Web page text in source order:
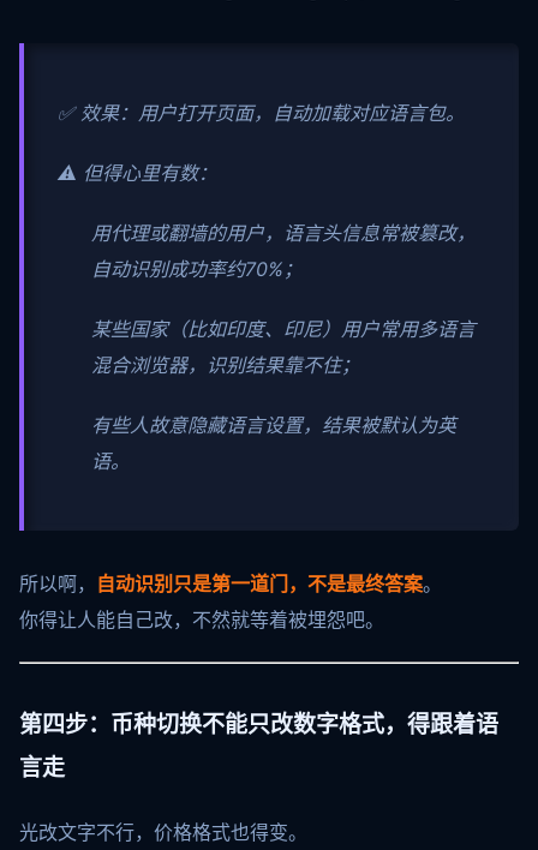
✅ 效果：用户打开页面，自动加载对应语言包。
⚠️ 但得心里有数：
用代理或翻墙的用户，语言头信息常被篡改，
自动识别成功率约70%；
某些国家（比如印度、印尼）用户常用多语言
混合浏览器，识别结果靠不住；
有些人故意隐藏语言设置，结果被默认为英
语。
所以啊， 自动识别只是第一道门，不是最终答案。
你得让人能自己改，不然就等着被埋怨吧。
第四步：币种切换不能只改数字格式，得跟着语
言走
光改文字不行，价格格式也得变。